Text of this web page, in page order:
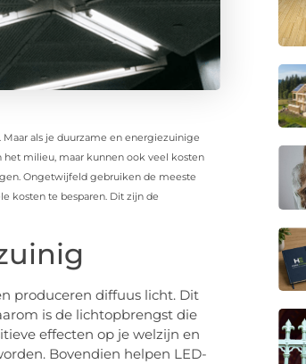
als je duurzame en energiezuinige
het milieu, maar kunnen ook veel kosten
Ongetwijfeld gebruiken de meeste
kosten te besparen. Dit zijn de
produceren diffuus licht. Dit
is de lichtopbrengst die
effecten op je welzijn en
Bovendien helpen LED-